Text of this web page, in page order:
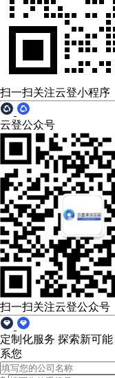
扫一扫关注云登小程序
云登公众号
扫一扫关注云登公众号
定制化服务 探索新可能
系您